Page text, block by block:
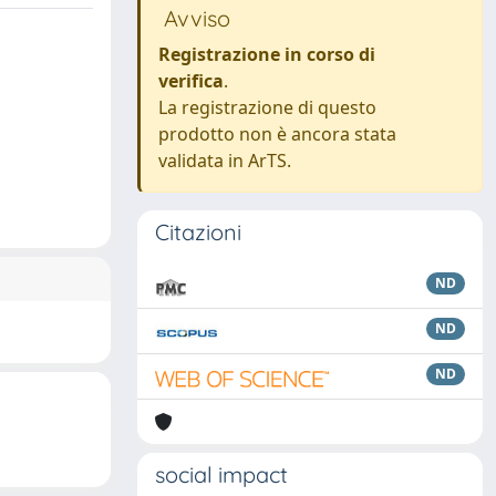
Avviso
Registrazione in corso di
verifica.
La registrazione di questo
prodotto non è ancora stata
validata in ArTS.
Citazioni
ND
ND
ND
social impact